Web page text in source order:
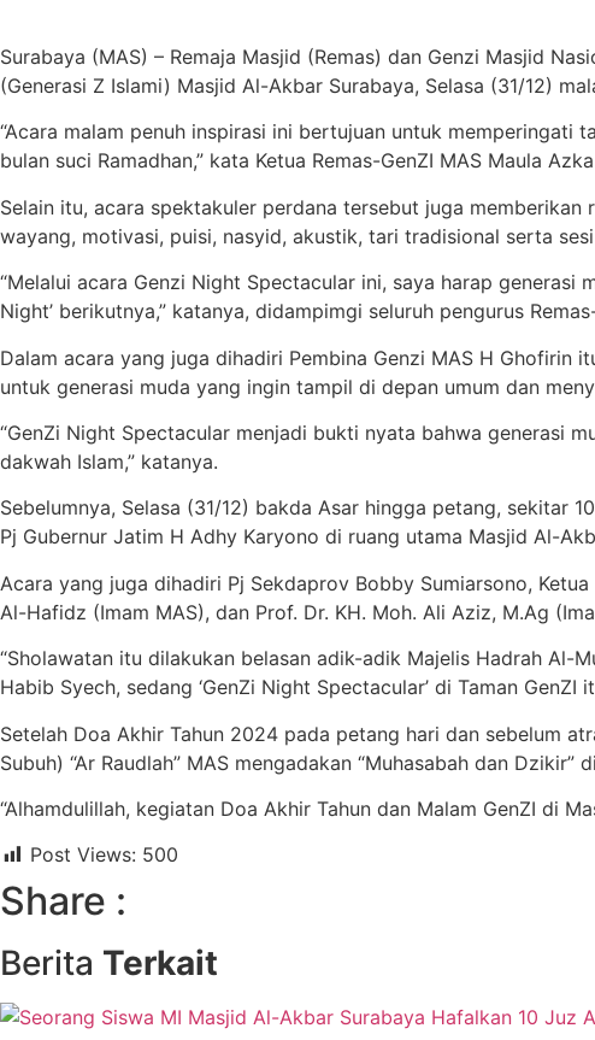
Surabaya (MAS) – Remaja Masjid (Remas) dan Genzi Masjid
(Generasi Z Islami) Masjid Al-Akbar Surabaya, Selasa (31/12)
“Acara malam penuh inspirasi ini bertujuan untuk memperingati
bulan suci Ramadhan,” kata Ketua Remas-GenZI MAS Maula
Selain itu, acara spektakuler perdana tersebut juga
wayang, motivasi, puisi, nasyid, akustik, tari tradisional serta
“Melalui acara Genzi Night Spectacular ini, saya harap
Night’ berikutnya,” katanya, didampimgi seluruh pengurus
Dalam acara yang juga dihadiri Pembina Genzi MAS H Ghofirin
untuk generasi muda yang ingin tampil di depan umum dan
“GenZi Night Spectacular menjadi bukti nyata bahwa generasi
dakwah Islam,” katanya.
Sebelumnya, Selasa (31/12) bakda Asar hingga petang, sekitar
Pj Gubernur Jatim H Adhy Karyono di ruang utama Masjid Al-
Acara yang juga dihadiri Pj Sekdaprov Bobby Sumiarsono,
Al-Hafidz (Imam MAS), dan Prof. Dr. KH. Moh. Ali Aziz, M.Ag
“Sholawatan itu dilakukan belasan adik-adik Majelis Hadrah
Habib Syech, sedang ‘GenZi Night Spectacular’ di Taman
Setelah Doa Akhir Tahun 2024 pada petang hari dan sebelum
Subuh) “Ar Raudlah” MAS mengadakan “Muhasabah dan
“Alhamdulillah, kegiatan Doa Akhir Tahun dan Malam GenZI di
Post Views: 500
Share :
Berita Terkait